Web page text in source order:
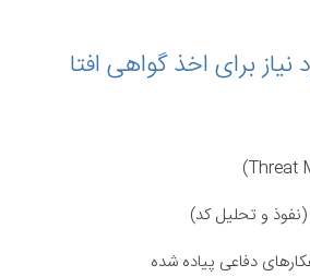
برای اخذ گواهی افتا
و تحلیل کد)
دفاعی پیاده شده